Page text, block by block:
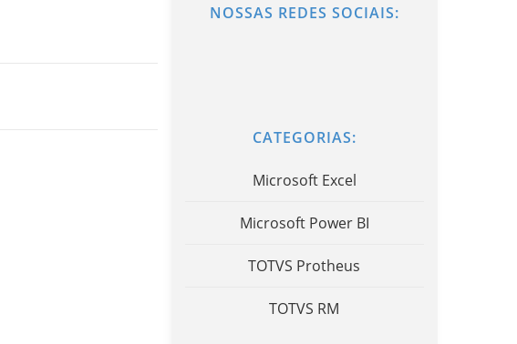
NOSSAS REDES SOCIAIS:
CATEGORIAS:
Microsoft Excel
Microsoft Power BI
TOTVS Protheus
TOTVS RM